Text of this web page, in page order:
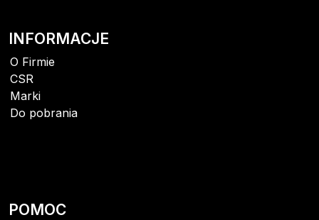
INFORMACJE
O Firmie
CSR
Marki
Do pobrania
POMOC